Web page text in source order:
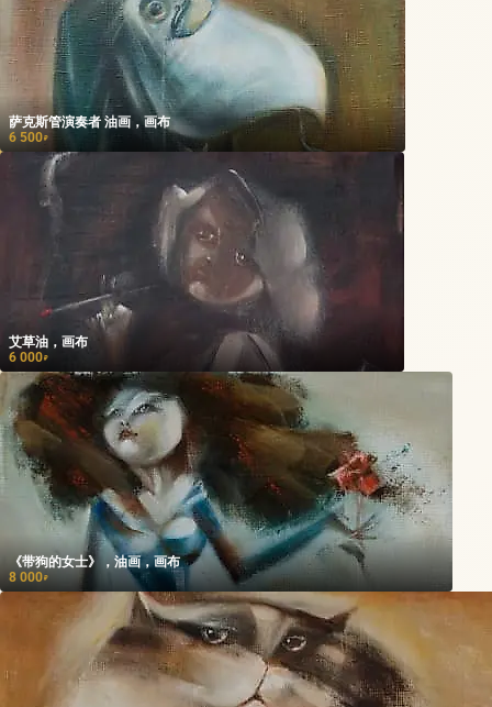
萨克斯管演奏者 油画，画布
6 500₽
艾草油，画布
6 000₽
《带狗的女士》，油画，画布
8 000₽